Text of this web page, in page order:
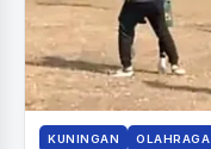
KUNINGAN OLAHRAGA